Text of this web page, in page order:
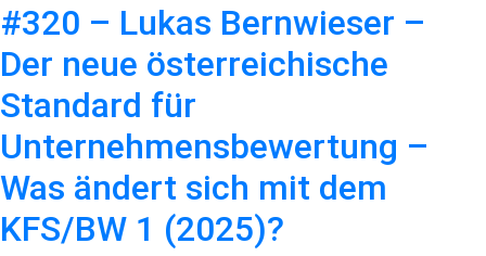
#320 – Lukas Bernwieser –
Der neue österreichische
Standard für
Unternehmensbewertung –
Was ändert sich mit dem
KFS/BW 1 (2025)?